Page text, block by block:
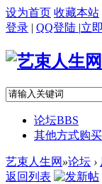
设为首页 收藏本站
登录 | QQ登陆 |立
论坛BBS
其他方式购
艺束人生网 »论坛 ›
返回列表